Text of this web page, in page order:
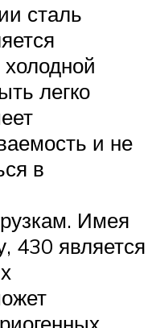
сталь
легко
и не
в
Имея
430 является